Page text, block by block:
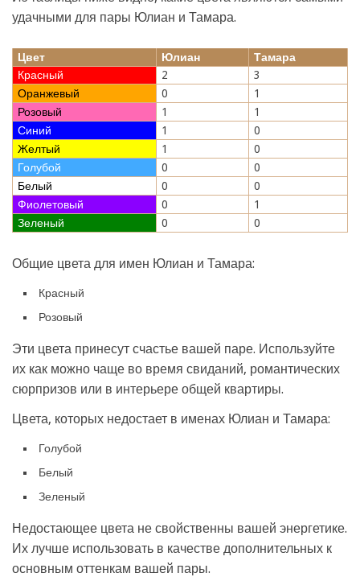
удачными для пары Юлиан и Тамара.
Цвет Юлиан
Тамара
Красный
2
3
Оранжевый
0
1
Розовый
1
1
Синий
1
0
Желтый
1
0
Голубой
0
0
Белый
0
0
Фиолетовый
0
1
Зеленый
0 0
Общие цвета для имен Юлиан и Тамара:
Красный
Розовый
Эти цвета принесут счастье вашей паре. Используйте
их как можно чаще во время свиданий, романтических
сюрпризов или в интерьере общей квартиры.
Цвета, которых недостает в именах Юлиан и Тамара:
Голубой
Белый
Зеленый
Недостающее цвета не свойственны вашей энергетике.
Их лучше использовать в качестве дополнительных к
основным оттенкам вашей пары.